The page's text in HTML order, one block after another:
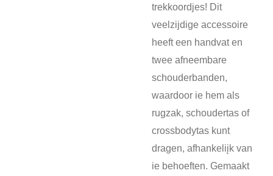
trekkoordjes! Dit
veelzijdige accessoire
heeft een handvat en
twee afneembare
schouderbanden,
waardoor ie hem als
rugzak, schoudertas of
crossbodytas kunt
dragen, afhankeliįk van
ie behoeften. Gemaakt